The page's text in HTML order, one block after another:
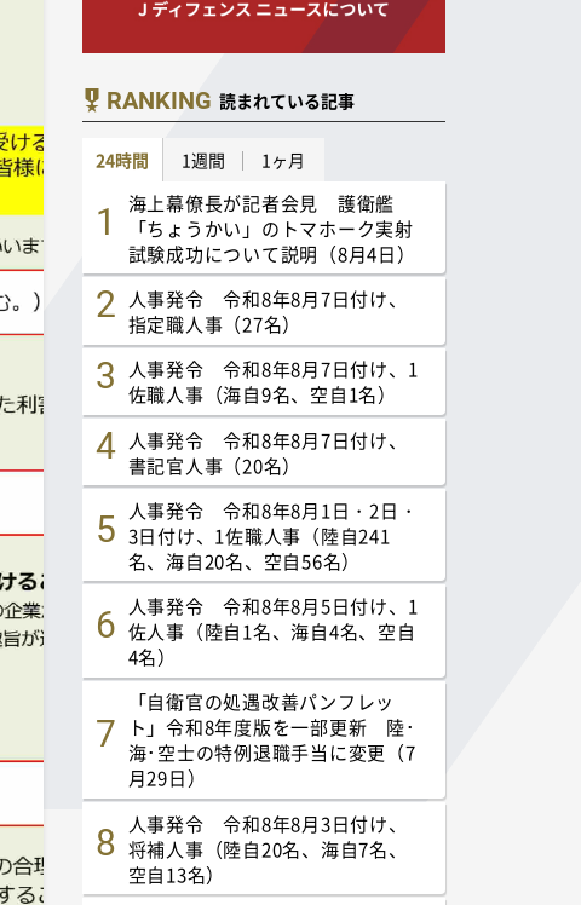
RANKING 読まれている記事
24時間 1週間 1ヶ月
海上幕僚長が記者会見 護衛艦
「ちょうかい」のトマホーク実射
試験成功について説明（8月4日）
人事発令 令和8年8月7日付け、
指定職人事（27名）
人事発令 令和8年8月7日付け、1
佐職人事（海自9名、空自1名）
人事発令 令和8年8月7日付け、
書記官人事（20名）
人事発令 令和8年8月1日・2日・
3日付け、1佐職人事（陸自241
名、海自20名、空自56名）
人事発令 令和8年8月5日付け、1
佐人事（陸自1名、海自4名、空自
4名）
「自衛官の処遇改善パンフレッ
ト」令和8年度版を一部更新 陸･
海･空士の特例退職手当に変更（7
月29日）
人事発令 令和8年8月3日付け、
将補人事（陸自20名、海自7名、
空自13名）